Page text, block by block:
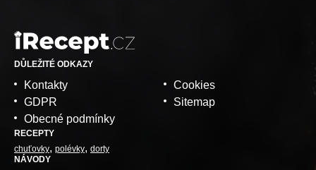
DŮLEŽITÉ ODKAZY
Kontakty
GDPR
Obecné podmínky
Cookies
Sitemap
RECEPTY
chuťovky polévky dorty
NÁVODY